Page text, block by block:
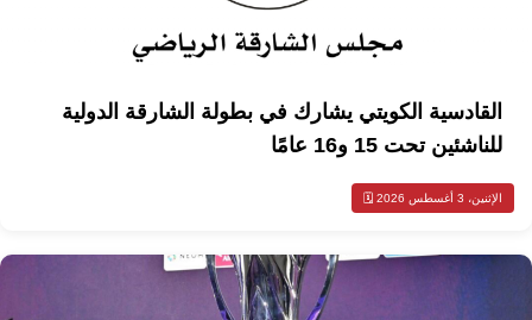
القادسية الكويتي يشارك في بطولة الشارقة الدولية
للناشئين تحت 15 و16 عامًا
الإثنين، 3 أغسطس 2026 🗓️